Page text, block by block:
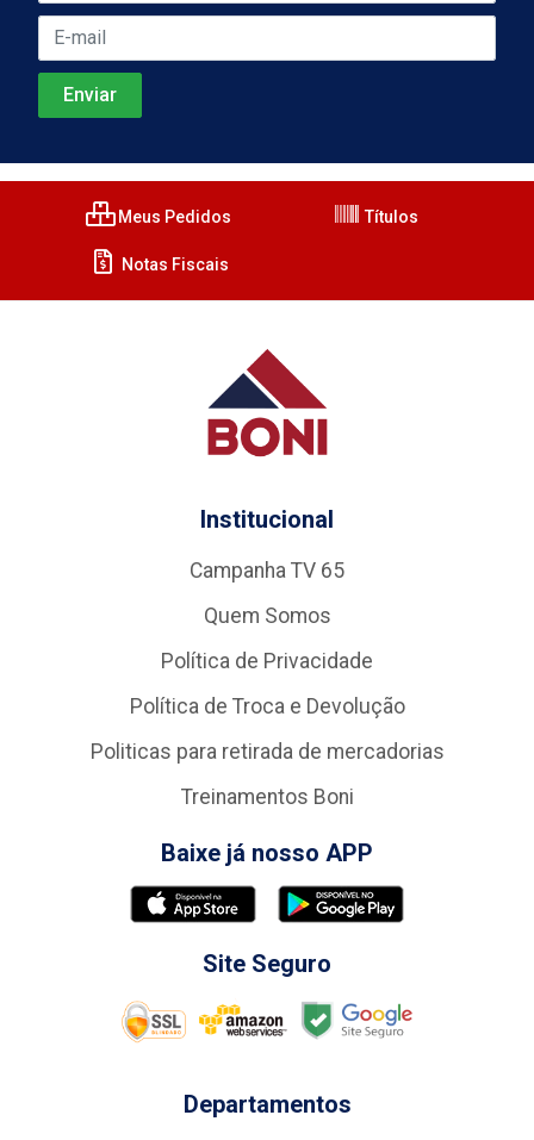
Meus Pedidos Títulos
Notas Fiscais
Institucional
Campanha TV 65
Quem Somos
Política de Privacidade
Política de Troca e Devolução
Politicas para retirada de mercadorias
Treinamentos Boni
Baixe já nosso APP
Site Seguro
Departamentos